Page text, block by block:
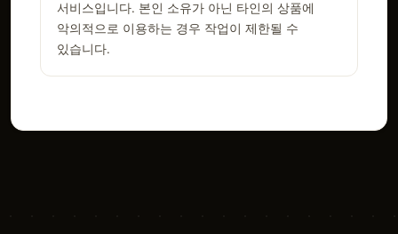
서비스입니다. 본인 소유가 아닌 타인의 상품에
악의적으로 이용하는 경우 작업이 제한될 수
있습니다.